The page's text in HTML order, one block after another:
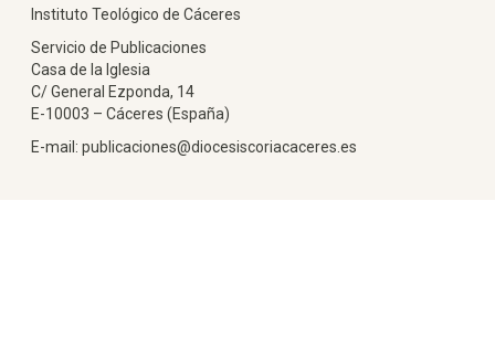
Instituto Teológico de Cáceres
Servicio de Publicaciones
Casa de la Iglesia
C/ General Ezponda, 14
E-10003 – Cáceres (España)
E-mail: publicaciones@diocesiscoriacaceres.es